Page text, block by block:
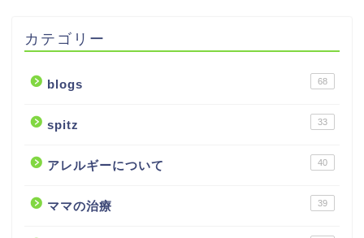
カテゴリー
blogs 68
spitz 33
アレルギーについて 40
ママの治療 39